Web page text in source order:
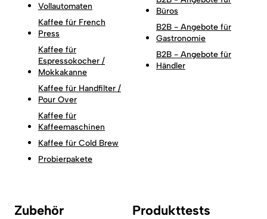
Vollautomaten
Kaffee für French
Press
Kaffee für
Espressokocher /
Mokkakanne
Kaffee für Handfilter /
Pour Over
Kaffee für
Kaffeemaschinen
Kaffee für Cold Brew
Probierpakete
Büros
B2B - Angebote für
Gastronomie
B2B - Angebote für
Händler
Zubehör Produkttests